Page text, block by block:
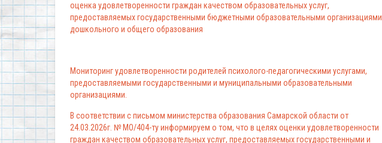
оценка удовлетворенности граждан качеством образовательных услуг,
предоставляемых государственными бюджетными образовательными организациями
дошкольного и общего образования
Мониторинг удовлетворенности родителей психолого-педагогическими услугами,
предоставляемыми государственными и муниципальными образовательными
организациями.
В соответствии с письмом министерства образования Самарской области от
24.03.2026г. № МО/404-ту информируем о том, что в целях оценки удовлетворенности
граждан качеством образовательных услуг, предоставляемых государственными и